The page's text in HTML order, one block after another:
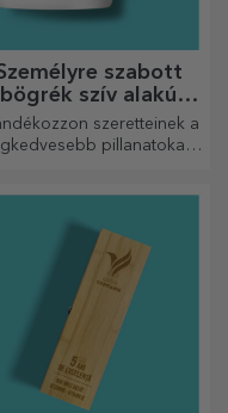
szabott
bögrék szív alakú
fogantyúval
szeretteinek a
pillanatokat